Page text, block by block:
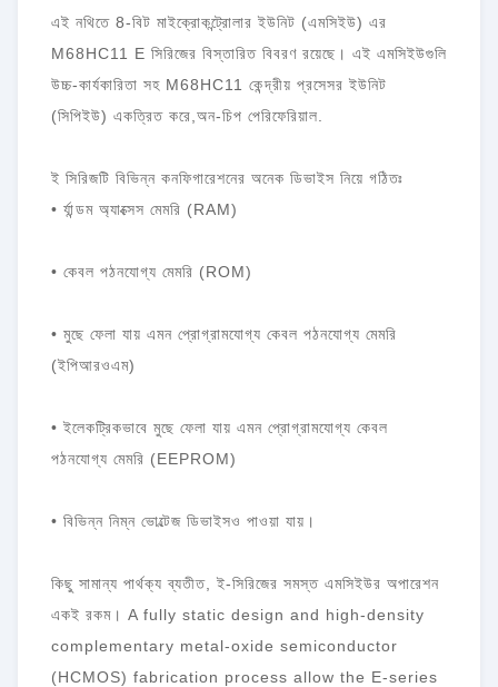
এই নথিতে 8-বিট মাইক্রোকন্ট্রোলার ইউনিট (এমসিইউ) এর
M68HC11 E সিরিজের বিস্তারিত বিবরণ রয়েছে। এই এমসিইউগুলি
উচ্চ-কার্যকারিতা সহ M68HC11 কেন্দ্রীয় প্রসেসর ইউনিট
(সিপিইউ) একত্রিত করে,অন-চিপ পেরিফেরিয়াল.
ই সিরিজটি বিভিন্ন কনফিগারেশনের অনেক ডিভাইস নিয়ে গঠিতঃ
• র্যান্ডম অ্যাক্সেস মেমরি (RAM)
• কেবল পঠনযোগ্য মেমরি (ROM)
• মুছে ফেলা যায় এমন প্রোগ্রামযোগ্য কেবল পঠনযোগ্য মেমরি
(ইপিআরওএম)
• ইলেকট্রিকভাবে মুছে ফেলা যায় এমন প্রোগ্রামযোগ্য কেবল
পঠনযোগ্য মেমরি (EEPROM)
• বিভিন্ন নিম্ন ভোল্টেজ ডিভাইসও পাওয়া যায়।
কিছু সামান্য পার্থক্য ব্যতীত, ই-সিরিজের সমস্ত এমসিইউর অপারেশন
একই রকম। A fully static design and high-density
complementary metal-oxide semiconductor
(HCMOS) fabrication process allow the E-series